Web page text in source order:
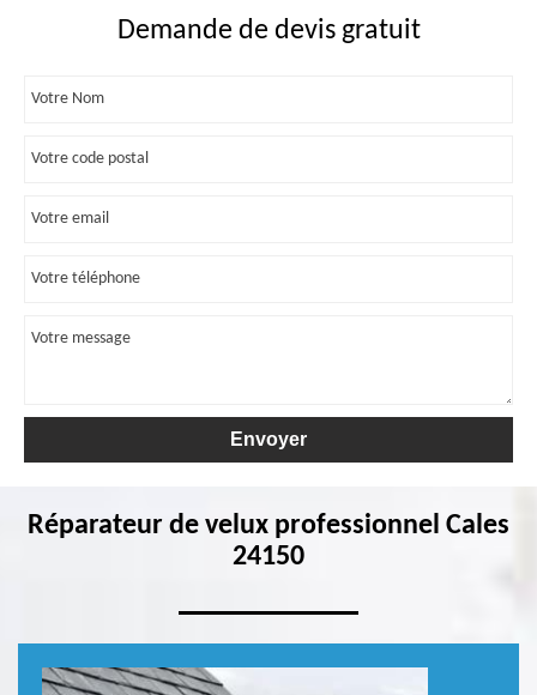
Demande de devis gratuit
Réparateur de velux professionnel Cales
24150